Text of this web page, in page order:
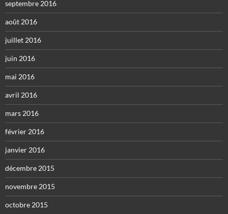
septembre 2016
août 2016
juillet 2016
juin 2016
mai 2016
avril 2016
mars 2016
février 2016
janvier 2016
décembre 2015
novembre 2015
octobre 2015